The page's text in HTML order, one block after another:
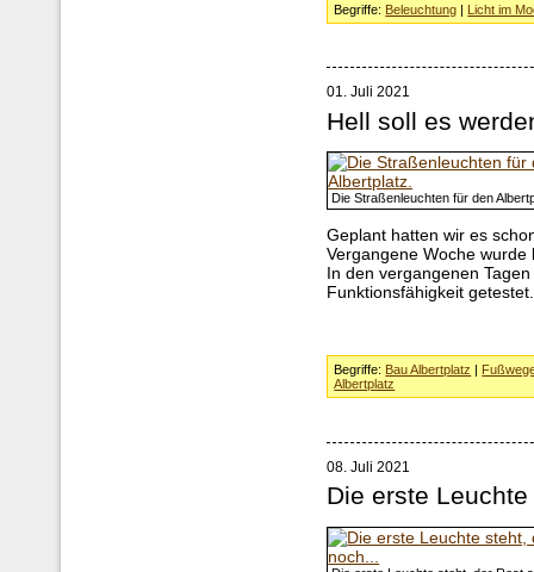
Begriffe: Beleuchtung | Licht im
01. Juli 2021
Hell soll es
Die Straßenleuchten für den
Geplant hatten wir es
Vergangene Woche
In den vergangenen
Funktionsfähigkeit getestet.
Begriffe: Bau Albertplatz |
Albertplatz
08. Juli 2021
Die erste